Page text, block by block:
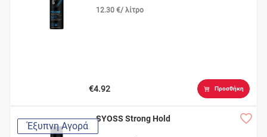
12.30 €/ λίτρο
€4.92 Προσθήκη
Έξυπνη Αγορά
SYOSS Strong Hold